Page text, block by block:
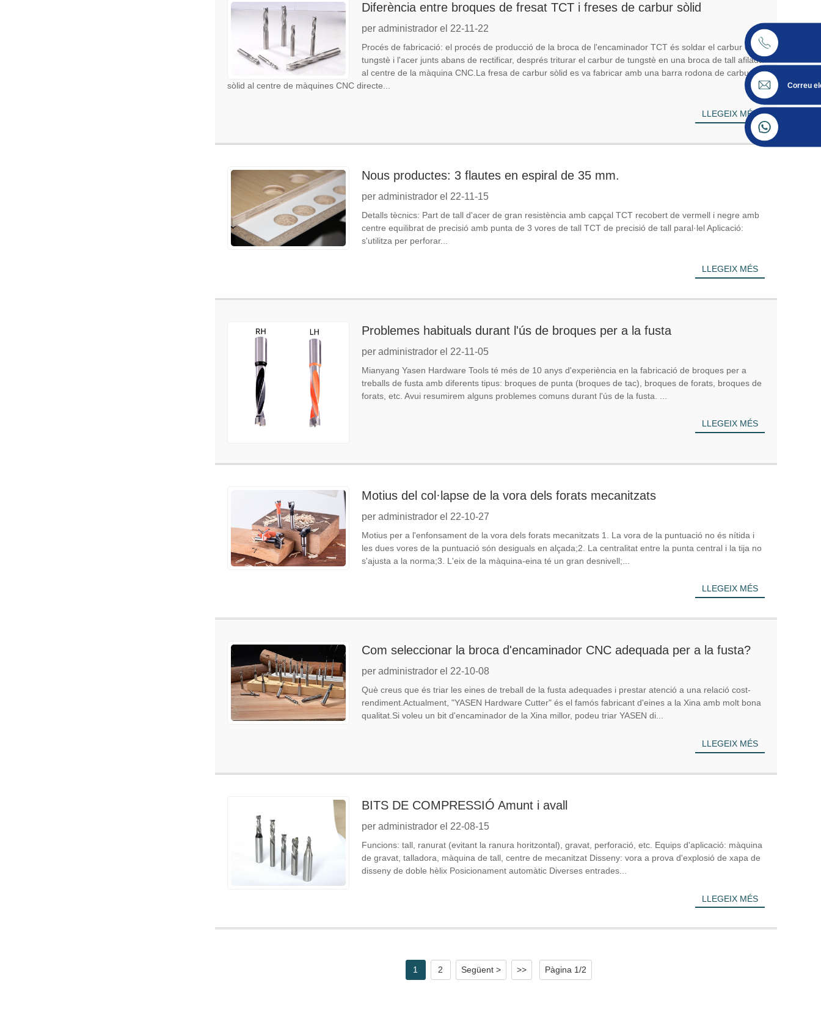
Diferència entre broques de fresat TCT i freses de carbur sòlid
per administrador el 22-11-22
Procés de fabricació: el procés de producció de la broca de l'encaminador TCT és soldar el carbur de
tungstè i l'acer junts abans de rectificar, després triturar el carbur de tungstè en una broca de tall afilada
al centre de la màquina CNC.La fresa de carbur sòlid es va fabricar amb una barra rodona de carbur
sòlid al centre de màquines CNC directe...
LLEGEIX MÉS
Nous productes: 3 flautes en espiral de 35 mm.
per administrador el 22-11-15
Detalls tècnics: Part de tall d'acer de gran resistència amb capçal TCT recobert de vermell i negre amb
centre equilibrat de precisió amb punta de 3 vores de tall TCT de precisió de tall paral·lel Aplicació:
s'utilitza per perforar...
LLEGEIX MÉS
Problemes habituals durant l'ús de broques per a la fusta
per administrador el 22-11-05
Mianyang Yasen Hardware Tools té més de 10 anys d'experiència en la fabricació de broques per a
treballs de fusta amb diferents tipus: broques de punta (broques de tac), broques de forats, broques de
forats, etc. Avui resumirem alguns problemes comuns durant l'ús de la fusta. ...
LLEGEIX MÉS
Motius del col·lapse de la vora dels forats mecanitzats
per administrador el 22-10-27
Motius per a l'enfonsament de la vora dels forats mecanitzats 1. La vora de la puntuació no és nítida i
les dues vores de la puntuació són desiguals en alçada;2. La centralitat entre la punta central i la tija no
s'ajusta a la norma;3. L'eix de la màquina-eina té un gran desnivell;...
LLEGEIX MÉS
Com seleccionar la broca d'encaminador CNC adequada per a la fusta?
per administrador el 22-10-08
Què creus que és triar les eines de treball de la fusta adequades i prestar atenció a una relació cost-
rendiment.Actualment, "YASEN Hardware Cutter" és el famós fabricant d'eines a la Xina amb molt bona
qualitat.Si voleu un bit d'encaminador de la Xina millor, podeu triar YASEN di...
LLEGEIX MÉS
BITS DE COMPRESSIÓ Amunt i avall
per administrador el 22-08-15
Funcions: tall, ranurat (evitant la ranura horitzontal), gravat, perforació, etc. Equips d'aplicació: màquina
de gravat, talladora, màquina de tall, centre de mecanitzat Disseny: vora a prova d'explosió de xapa de
disseny de doble hèlix Posicionament automàtic Diverses entrades...
LLEGEIX MÉS
1 2 Següent > >> Pàgina 1/2
Correu